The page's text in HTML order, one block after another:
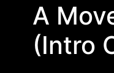
A
(Intro